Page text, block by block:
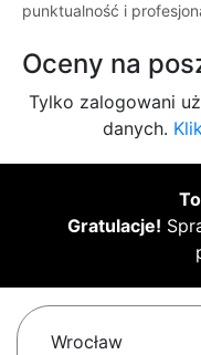
punktualność i
Oceny na
Tylko zalogowani
danych.
Gratulacje!
Wrocław